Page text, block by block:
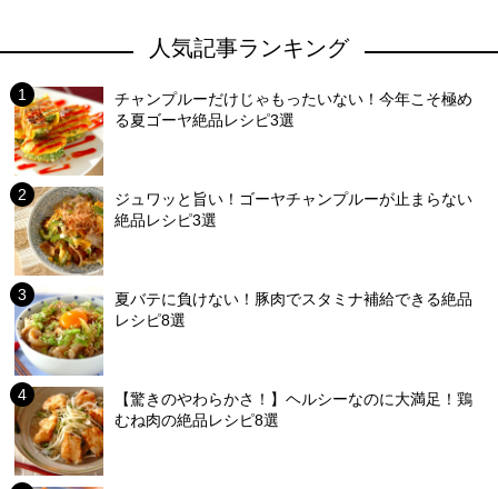
人気記事ランキング
チャンプルーだけじゃもったいない！今年こそ極め
る夏ゴーヤ絶品レシピ3選
ジュワッと旨い！ゴーヤチャンプルーが止まらない
絶品レシピ3選
夏バテに負けない！豚肉でスタミナ補給できる絶品
レシピ8選
【驚きのやわらかさ！】ヘルシーなのに大満足！鶏
むね肉の絶品レシピ8選